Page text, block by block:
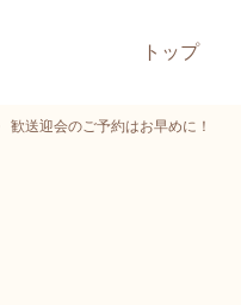
トップ
歓送迎会のご予約はお早めに！